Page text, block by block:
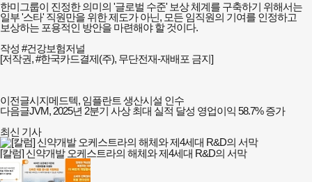
한미그룹이 진정한 의미의 '글로벌 수준' 보상 체계를 구축하기 위해서는
일부 '스타' 직원만을 위한 제도가 아닌, 모든 임직원의 기여를 인정하고
보상하는 포용적인 방안을 마련해야 할 것이다.
작성 #건강보험저널
[저작권, #한국카드결제(주), 무단전재-재배포 금지]
이전글시지메드텍, 임플란트 생산시설 인수
다음글JVM, 2025년 2분기 사상 최대 실적 달성 영업이익 58.7% 증가
최신 기사
[칼럼] 신약개발 오케스트라의 해체와 제4세대 R&D의 서막